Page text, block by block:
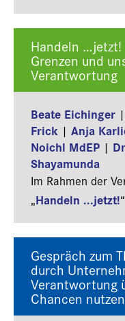
Handeln …jetzt!
Grenzen und
Verantwortung
Beate Eichinger |
Frick | Anja
Noichl MdEP |
Shayamunda
Im Rahmen der
„Handeln ...jetzt!
Gespräch zum
durch
Verantwortung
Chancen